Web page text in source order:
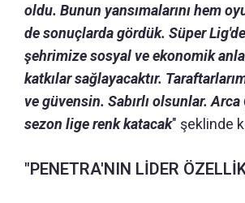
oldu. Bunun yansımalarını hem
de sonuçlarda gördük. Süper
şehrimize sosyal ve ekonomik
katkılar sağlayacaktır.
ve güvensin. Sabırlı olsunlar. Arca
sezon lige renk katacak" şeklinde
"PENETRA'NIN LİDER